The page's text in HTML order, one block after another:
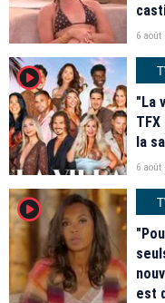
6 août
player2
"La
la
6 août
player2
est